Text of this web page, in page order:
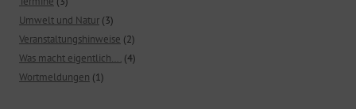
Umwelt und Natur (3)
Veranstaltungshinweise (2)
Was macht eigentlich…. (4)
Wortmeldungen (1)